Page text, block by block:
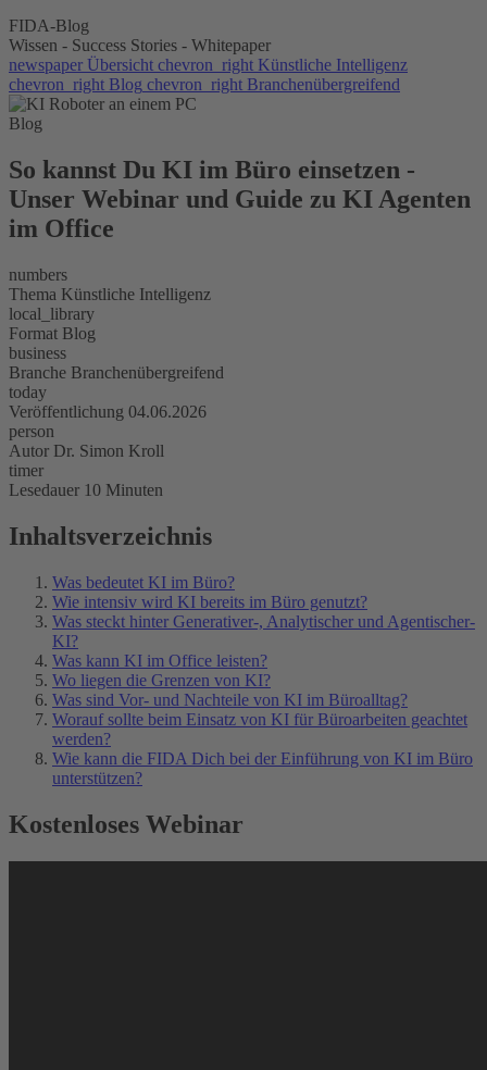
FIDA-Blog
Wissen - Success Stories - Whitepaper
newspaper Übersicht chevron_right Künstliche Intelligenz
chevron_right Blog chevron_right Branchenübergreifend
Blog
So kannst Du KI im Büro einsetzen -
Unser Webinar und Guide zu KI Agenten
im Office
numbers
Thema Künstliche Intelligenz
local_library
Format Blog
business
Branche Branchenübergreifend
today
Veröffentlichung 04.06.2026
person
Autor Dr. Simon Kroll
timer
Lesedauer 10 Minuten
Inhaltsverzeichnis
Was bedeutet KI im Büro?
Wie intensiv wird KI bereits im Büro genutzt?
Was steckt hinter Generativer-, Analytischer und Agentischer-
KI?
Was kann KI im Office leisten?
Wo liegen die Grenzen von KI?
Was sind Vor- und Nachteile von KI im Büroalltag?
Worauf sollte beim Einsatz von KI für Büroarbeiten geachtet
werden?
Wie kann die FIDA Dich bei der Einführung von KI im Büro
unterstützen?
Kostenloses Webinar